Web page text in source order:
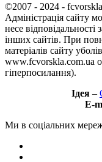
©2007 - 2024 -
Адміністрація сайту
несе відповідальності
інших сайтів. При
матеріалів сайту
www.fcvorskla.com.ua
гіперпосилання).
Ідея –
E-
Ми в соціальних